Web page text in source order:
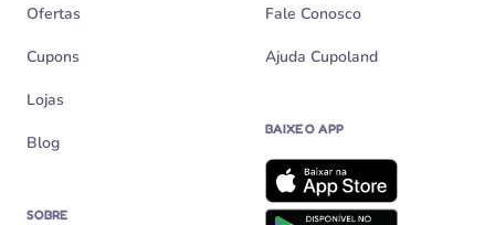
Ofertas
Cupons
Lojas
Blog
SOBRE
Fale Conosco
Ajuda Cupoland
BAIXE O APP